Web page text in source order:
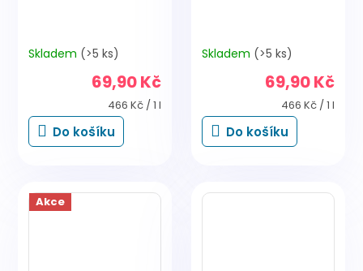
Skladem (>5 ks)
69,90 Kč
Měrná
cena:
466 Kč / 1 l
Do košíku
Skladem (>5 ks)
69,90 Kč
Měrná
cena:
466 Kč / 1 l
Do košíku
Akce